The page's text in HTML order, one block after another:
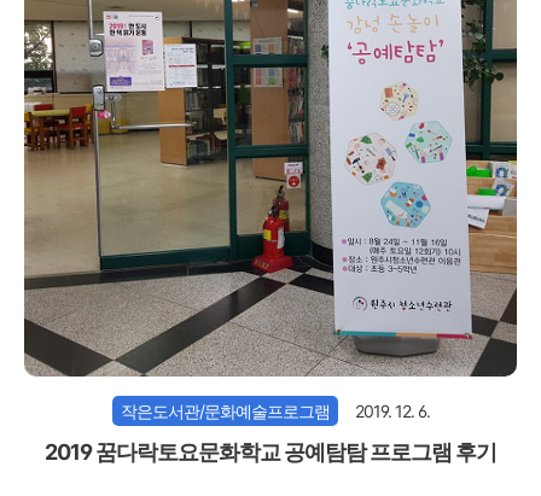
작은도서관/문화예술프로그램 2019. 12. 6.
2019 꿈다락토요문화학교 공예탐탐 프로그램 후기